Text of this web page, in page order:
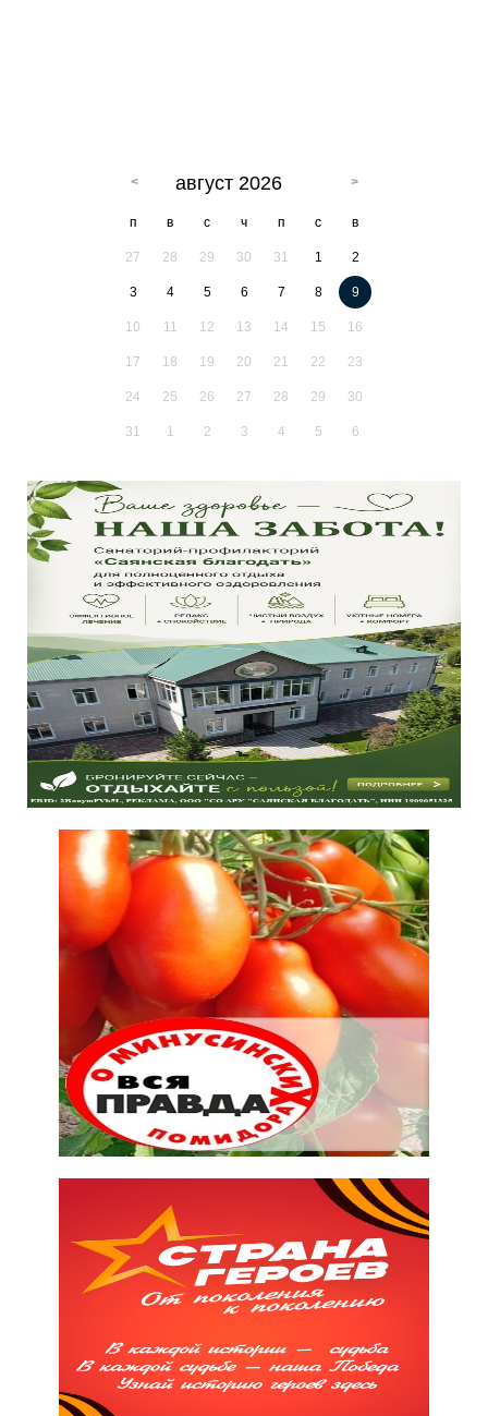
август 2026
п в с ч п с в
27 28 29 30 31 1 2
3 4 5 6 7 8 9
10 11 12 13 14 15 16
17 18 19 20 21 22 23
24 25 26 27 28 29 30
31 1 2 3 4 5 6